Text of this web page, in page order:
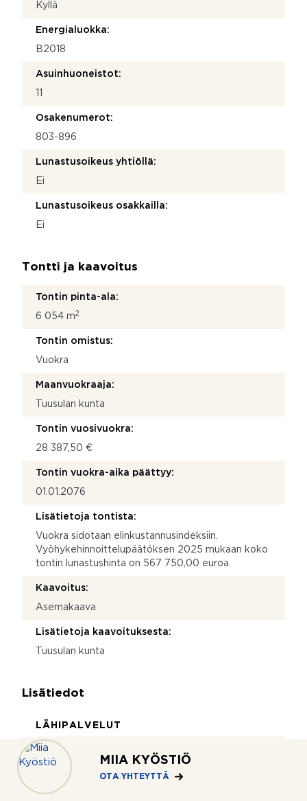
MIIA KYÖSTIÖ
OTA YHTEYTTÄ
Kyllä
Energialuokka:
B2018
Asuinhuoneistot:
Osakenumerot:
803-896
Lunastusoikeus yhtiöllä:
Ei
Lunastusoikeus osakkailla:
Ei
Tontti ja kaavoitus
Tontin pinta-ala:
6 054 m2
Tontin omistus:
Vuokra
Maanvuokraaja:
Tuusulan kunta
Tontin vuosivuokra:
28 387,50 €
Tontin vuokra-aika päättyy:
01.01.2076
Lisätietoja tontista:
Vuokra sidotaan elinkustannusindeksiin.
Vyöhykehinnoittelupäätöksen 2025 mukaan koko
tontin lunastushinta on 567 750,00 euroa.
Kaavoitus:
Asemakaava
Lisätietoja kaavoituksesta:
Tuusulan kunta
Lisätiedot
LÄHIPALVELUT
Paikallistiedot:
Häriskivi on Tuusulan Hyrylän läheisyyteen rakentuva
uusi ja viihtyisä pientaloalue, jossa yhdistyvät
rauhallinen asuminen ja hyvät palvelut. Alue sijoittuu